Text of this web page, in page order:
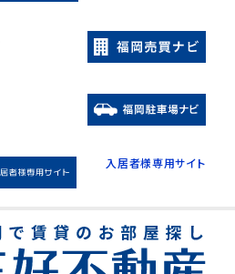
入居者様専用サイト